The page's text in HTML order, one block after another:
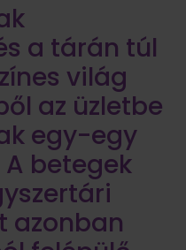
a tárán túl
világ
az üzletbe
egy-egy
A betegek
azonban